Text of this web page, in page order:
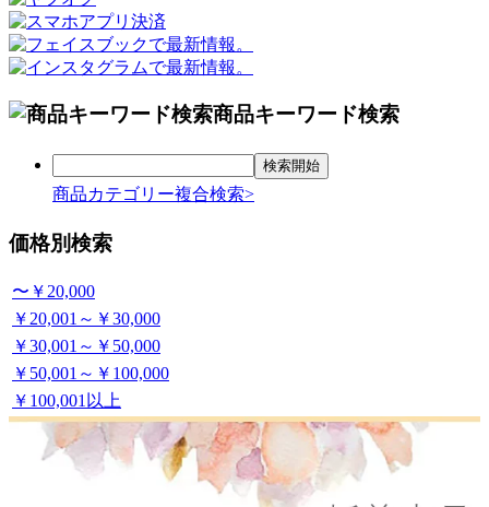
商品キーワード検索
商品カテゴリー複合検索>
価格別検索
〜￥20,000
￥20,001～￥30,000
￥30,001～￥50,000
￥50,001～￥100,000
￥100,001以上